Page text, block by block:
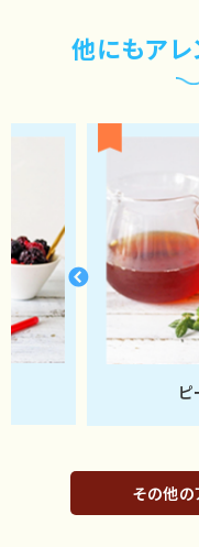
他にもアレ
キラ
その他の